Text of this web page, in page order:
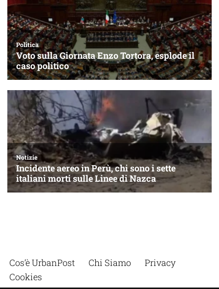
Cos’è UrbanPost Chi Siamo
Privacy
Cookies